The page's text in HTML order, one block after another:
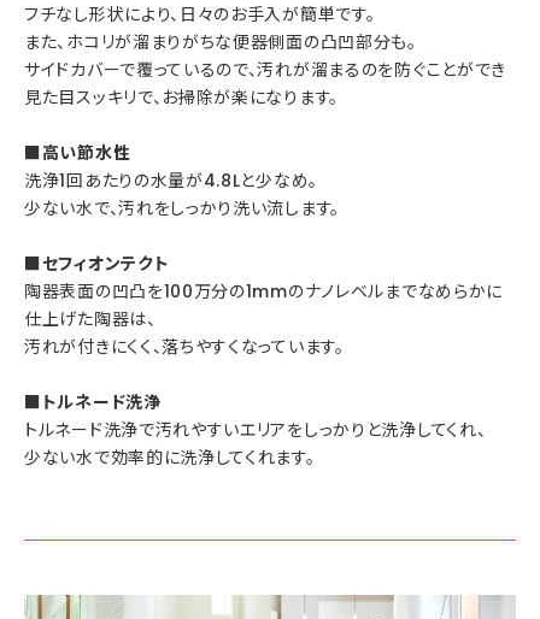
フチなし形状により、日々のお手入が簡単です。
また、ホコリが溜まりがちな便器側面の凸凹部分も。
サイドカバーで覆っているので、汚れが溜まるのを防ぐことができ
見た目スッキリで、お掃除が楽になります。
■高い節水性
洗浄1回あたりの水量が4.8Lと少なめ。
少ない水で、汚れをしっかり洗い流します。
■セフィオンテクト
陶器表面の凹凸を100万分の1mmのナノレベルまでなめらかに
仕上げた陶器は、
汚れが付きにくく、落ちやすくなっています。
■トルネード洗浄
トルネード洗浄で汚れやすいエリアをしっかりと洗浄してくれ、
少ない水で効率的に洗浄してくれます。